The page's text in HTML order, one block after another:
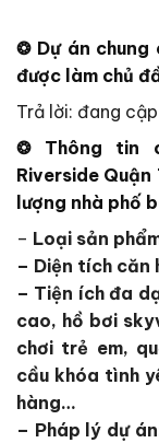
❂ Dự án
được làm chủ
Trả lời: đang
❂ Thông tin
Riverside Quận
lượng nhà phố
– Loại sản
– Diện tích căn
– Tiện ích đa
cao, hồ bơi
chơi trẻ em,
cầu khóa tình
hàng…
– Pháp lý dự